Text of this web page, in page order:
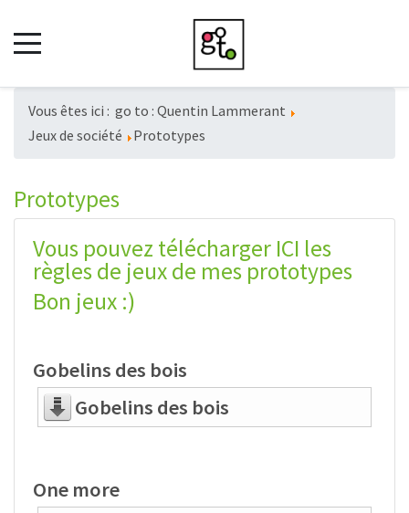
Vous êtes ici : go to : Quentin Lammerant
Jeux de société
Prototypes
Prototypes
Vous pouvez télécharger ICI les
règles de jeux de mes prototypes
Bon jeux :)
Gobelins des bois
Gobelins des bois
One more